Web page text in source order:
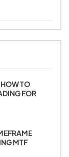
TO
FOR
MTF